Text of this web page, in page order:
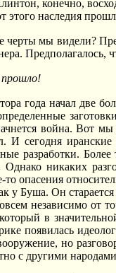
конечно,
этого наследия
мы видели?
года начал две
война. Вот
И сегодня иранские
разработки.
никаких
то опасения
у Буша. Он
независимо от
в
появилась
но
с другими